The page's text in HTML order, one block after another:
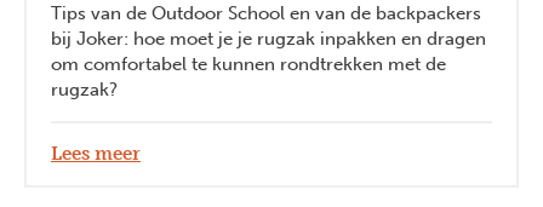
Tips van de Outdoor School en van de backpackers
bij Joker: hoe moet je je rugzak inpakken en dragen
om comfortabel te kunnen rondtrekken met de
rugzak?
Lees meer